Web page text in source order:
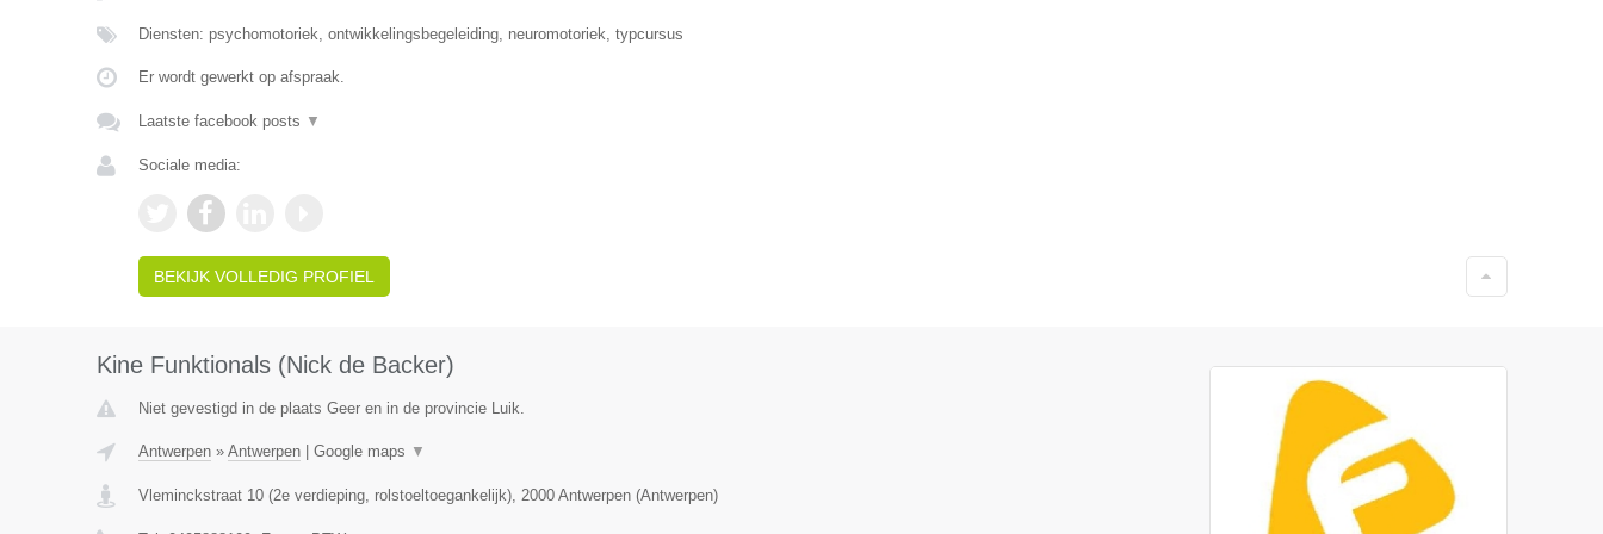
Diensten: psychomotoriek, ontwikkelingsbegeleiding, neuromotoriek, typcursus
Er wordt gewerkt op afspraak.
Laatste facebook posts ▼
Sociale media:
BEKIJK VOLLEDIG PROFIEL
Kine Funktionals (Nick de Backer)
Niet gevestigd in de plaats Geer en in de provincie Luik.
Antwerpen» Antwerpen| Google maps ▼
Vleminckstraat 10 (2e verdieping, rolstoeltoegankelijk), 2000 Antwerpen(Antwerpen)